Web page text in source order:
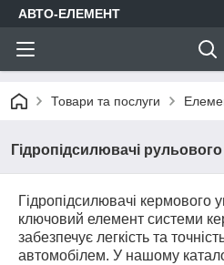
АВТО-ЕЛЕМЕНТ
Товари та послуги
Гідропідсилювачі
Гідропідсилювачі
ключовий елемент системи
забезпечує легкість та
автомобілем. У нашому